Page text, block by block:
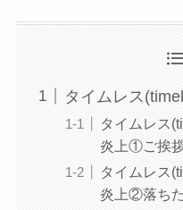
タイムレス
タイムレス
炎上①ご挨
タイムレス
炎上②落ち